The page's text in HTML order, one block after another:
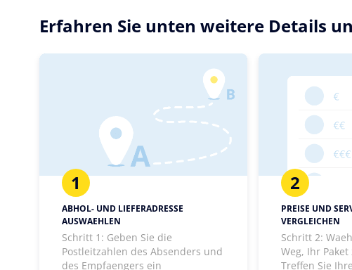
Erfahren Sie unten weitere Details
1
ABHOL- UND LIEFERADRESSE
AUSWAEHLEN
Schritt 1: Geben Sie die
Postleitzahlen des Absenders und
des Empfaengers ein
2
PREISE UND
VERGLEICHEN
Schritt 2:
Weg, Ihr
Treffen Sie